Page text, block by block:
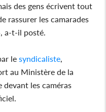
des gens écrivent tout
rassurer les camarades
a-t-il posté.
lesyndicaliste
au Ministère de la
les caméras